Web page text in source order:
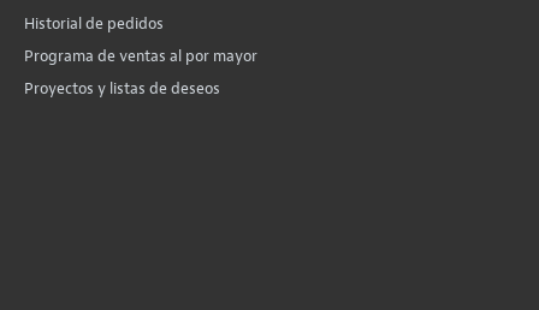
Historial de pedidos
Programa de ventas al por mayor
Proyectos y listas de deseos